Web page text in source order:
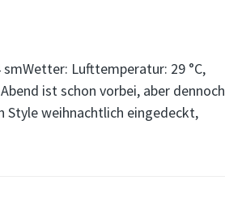
smWetter: Lufttemperatur: 29 °C,
ist schon vorbei, aber dennoch
Style weihnachtlich eingedeckt,